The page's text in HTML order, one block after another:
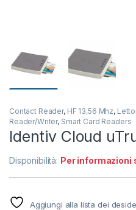
Contact Reader, HF 13,56 Mhz,
Reader/Writer, Smart Card Readers
Identiv Cloud
Disponibilità: Per
Aggiungi alla lista dei